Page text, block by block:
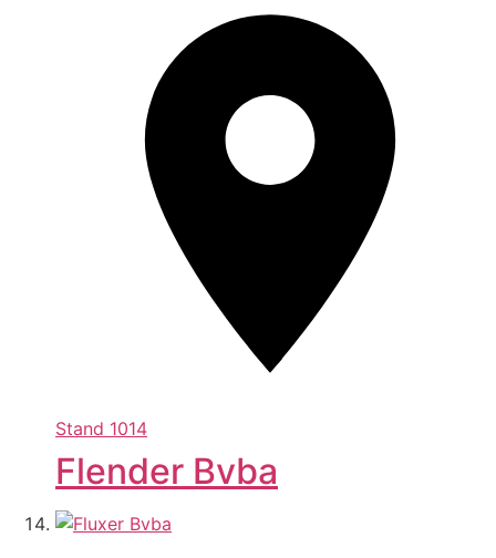
Stand 1014
Flender Bvba